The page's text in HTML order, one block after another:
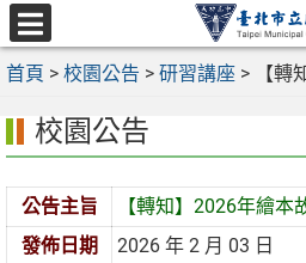
跳
至
主
容
區
選
單
首頁 > 校園公告 > 研習講座 > 【
校園公告
公告主旨
【轉知】2026年繪本
發佈日期
2026 年 2 月 03 日